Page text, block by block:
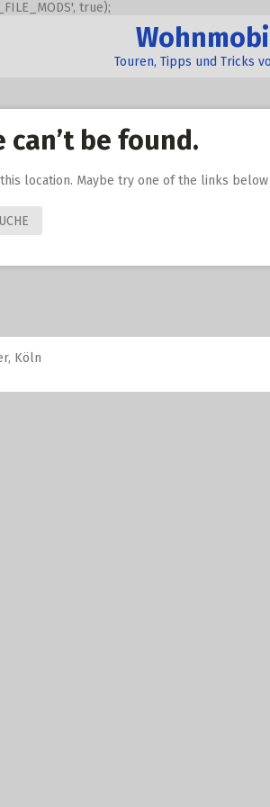
true);
Touren, Tipps und Tricks
can’t be found.
location. Maybe try one of the links below
Köln